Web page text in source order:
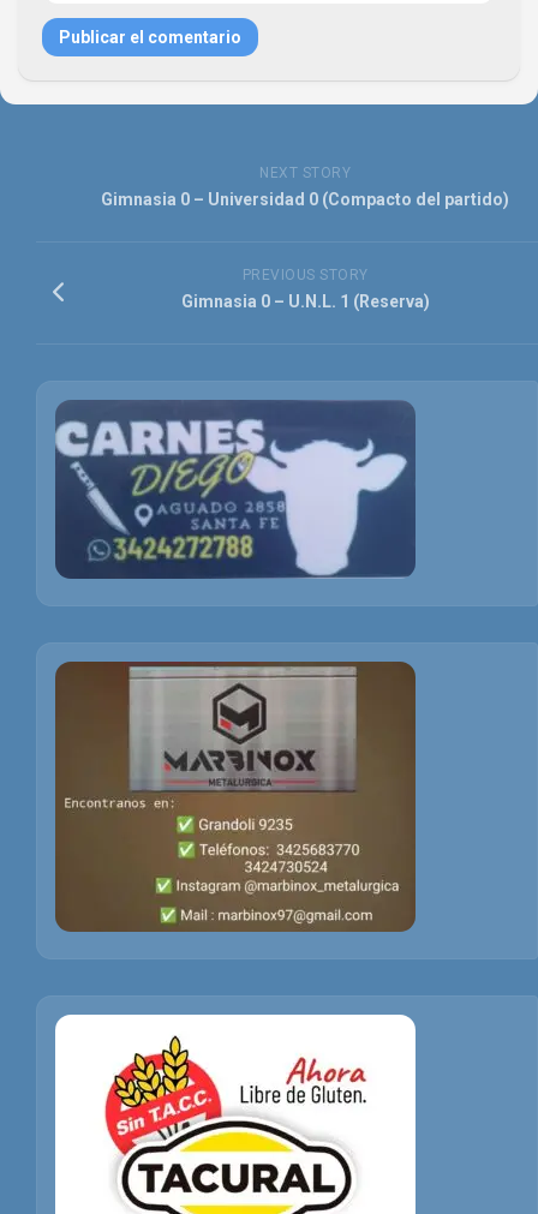
NEXT STORY
Gimnasia 0 – Universidad 0 (Compacto del partido)
PREVIOUS STORY
Gimnasia 0 – U.N.L. 1 (Reserva)